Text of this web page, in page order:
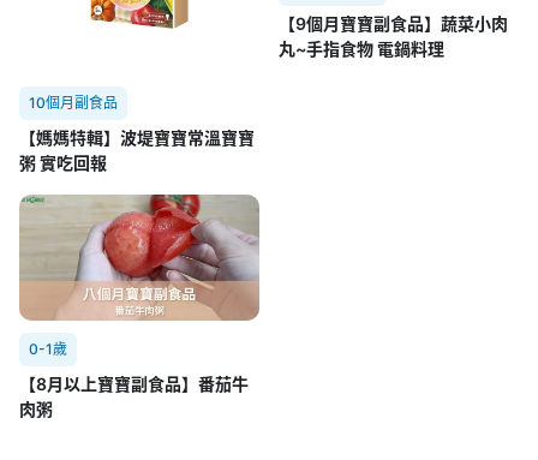
10個月副食品
【媽媽特輯】波堤寶寶常溫寶寶
粥 實吃回報
【9個月寶寶副食品】蔬菜小肉
丸~手指食物 電鍋料理
0-1歲
【8月以上寶寶副食品】番茄牛
肉粥